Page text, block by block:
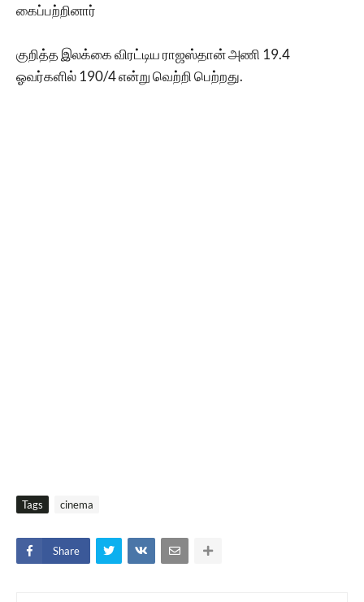
கைப்பற்றினார்
குறித்த இலக்கை விரட்டிய ராஜஸ்தான் அணி 19.4
ஓவர்களில் 190/4 என்று வெற்றி பெற்றது.
Tags cinema
Share